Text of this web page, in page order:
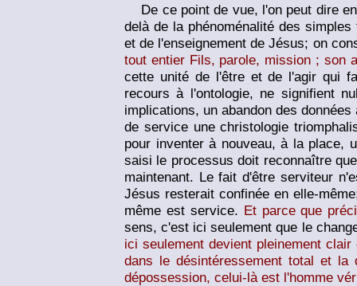
De ce point de vue, l'on peut dire
delà de la phénoménalité des
et de l'enseignement de Jésus; on
tout entier Fils, parole, mission ; son
cette unité de l'être et de l'agir qui
recours à l'ontologie, ne signifient
implications, un abandon des
de service une christologie
pour inventer à nouveau, à la place,
saisi le processus doit reconnaître
maintenant. Le fait d'être serviteur
Jésus resterait confinée en elle-
même est service. Et parce que
sens, c'est ici seulement que le
ici seulement devient pleinement
dans le désintéressement total et
dépossession, celui-là est l'homme